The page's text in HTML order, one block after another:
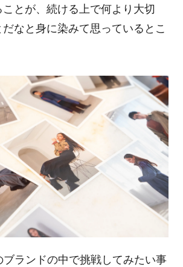
とが、続ける上で何より大切
なと身に染みて思っているとこ
ランドの中で挑戦してみたい事